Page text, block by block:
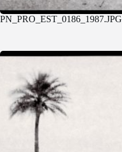
PN_PRO_EST_0186_1987.JPG